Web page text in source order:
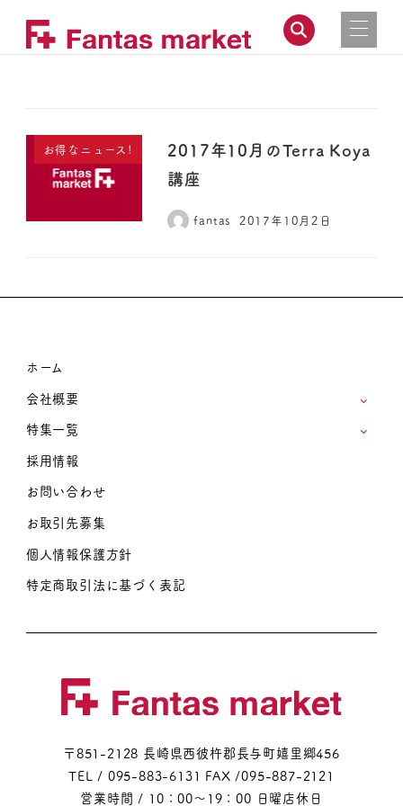
お得なニュース!
2017年10月のTerra Koya
講座
fantas 2017年10月2日
ホーム
会社概要
特集一覧
採用情報
お問い合わせ
お取引先募集
個人情報保護方針
特定商取引法に基づく表記
〒851-2128 長崎県西彼杵郡長与町嬉里郷456
TEL / 095-883-6131 FAX /095-887-2121
営業時間 / 10：00～19：00 日曜店休日